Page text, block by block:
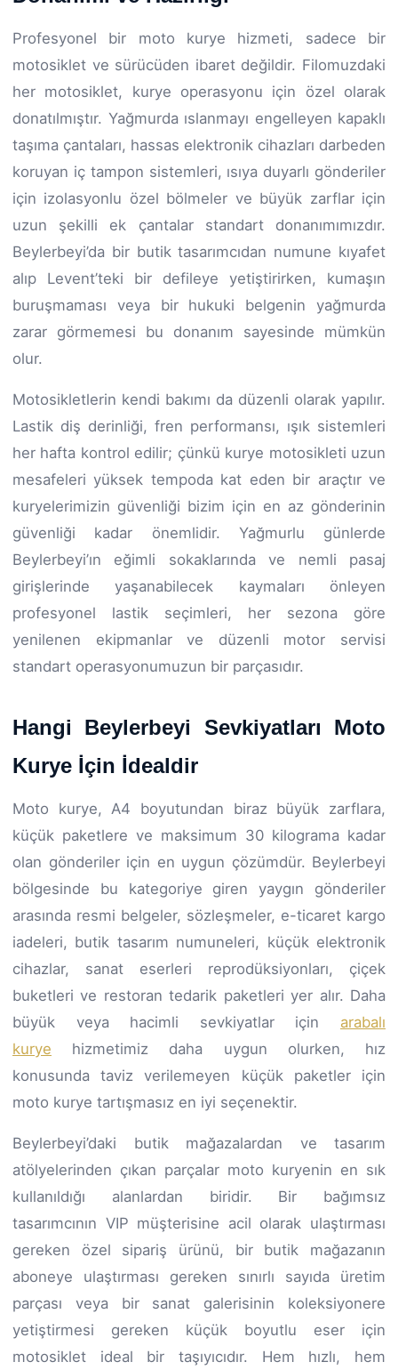
Profesyonel bir moto kurye hizmeti, sadece bir
motosiklet ve sürücüden ibaret değildir. Filomuzdaki
her motosiklet, kurye operasyonu için özel olarak
donatılmıştır. Yağmurda ıslanmayı engelleyen kapaklı
taşıma çantaları, hassas elektronik cihazları darbeden
koruyan iç tampon sistemleri, ısıya duyarlı gönderiler
için izolasyonlu özel bölmeler ve büyük zarflar için
uzun şekilli ek çantalar standart donanımımızdır.
Beylerbeyi’da bir butik tasarımcıdan numune kıyafet
alıp Levent’teki bir defileye yetiştirirken, kumaşın
buruşmaması veya bir hukuki belgenin yağmurda
zarar görmemesi bu donanım sayesinde mümkün
olur.
Motosikletlerin kendi bakımı da düzenli olarak yapılır.
Lastik diş derinliği, fren performansı, ışık sistemleri
her hafta kontrol edilir; çünkü kurye motosikleti uzun
mesafeleri yüksek tempoda kat eden bir araçtır ve
kuryelerimizin güvenliği bizim için en az gönderinin
güvenliği kadar önemlidir. Yağmurlu günlerde
Beylerbeyi’ın eğimli sokaklarında ve nemli pasaj
girişlerinde yaşanabilecek kaymaları önleyen
profesyonel lastik seçimleri, her sezona göre
yenilenen ekipmanlar ve düzenli motor servisi
standart operasyonumuzun bir parçasıdır.
Hangi Beylerbeyi Sevkiyatları Moto
Kurye İçin İdealdir
Moto kurye, A4 boyutundan biraz büyük zarflara,
küçük paketlere ve maksimum 30 kilograma kadar
olan gönderiler için en uygun çözümdür. Beylerbeyi
bölgesinde bu kategoriye giren yaygın gönderiler
arasında resmi belgeler, sözleşmeler, e-ticaret kargo
iadeleri, butik tasarım numuneleri, küçük elektronik
cihazlar, sanat eserleri reprodüksiyonları, çiçek
buketleri ve restoran tedarik paketleri yer alır. Daha
büyük veya hacimli sevkiyatlar için arabalı
kurye hizmetimiz daha uygun olurken, hız
konusunda taviz verilemeyen küçük paketler için
moto kurye tartışmasız en iyi seçenektir.
Beylerbeyi’daki butik mağazalardan ve tasarım
atölyelerinden çıkan parçalar moto kuryenin en sık
kullanıldığı alanlardan biridir. Bir bağımsız
tasarımcının VIP müşterisine acil olarak ulaştırması
gereken özel sipariş ürünü, bir butik mağazanın
aboneye ulaştırması gereken sınırlı sayıda üretim
parçası veya bir sanat galerisinin koleksiyonere
yetiştirmesi gereken küçük boyutlu eser için
motosiklet ideal bir taşıyıcıdır. Hem hızlı, hem